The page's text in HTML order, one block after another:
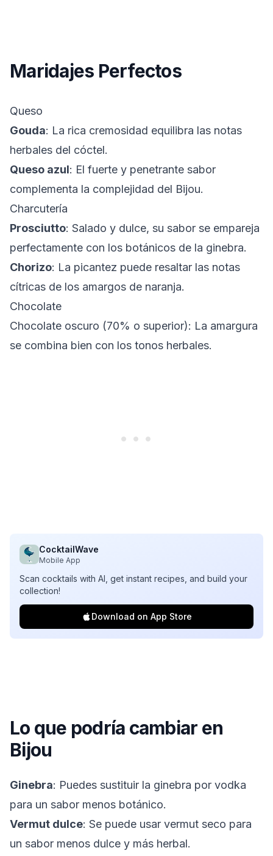
Maridajes Perfectos
Queso
Gouda: La rica cremosidad equilibra las notas
herbales del cóctel.
Queso azul: El fuerte y penetrante sabor
complementa la complejidad del Bijou.
Charcutería
Prosciutto: Salado y dulce, su sabor se empareja
perfectamente con los botánicos de la ginebra.
Chorizo: La picantez puede resaltar las notas
cítricas de los amargos de naranja.
Chocolate
Chocolate oscuro (70% o superior): La amargura
se combina bien con los tonos herbales.
CocktailWave
Mobile App
Scan cocktails with AI, get instant recipes, and build your
collection!
Download on App Store
Lo que podría cambiar en
Bijou
Ginebra: Puedes sustituir la ginebra por vodka
para un sabor menos botánico.
Vermut dulce: Se puede usar vermut seco para
un sabor menos dulce y más herbal.